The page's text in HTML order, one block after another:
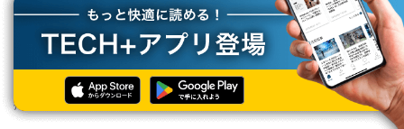
TECH+ 企業IT 開発/エンジニア Windows 10高速化テクニック17選
Windows 10高速化テクニック17選
掲載日 2017/09/30 13:00